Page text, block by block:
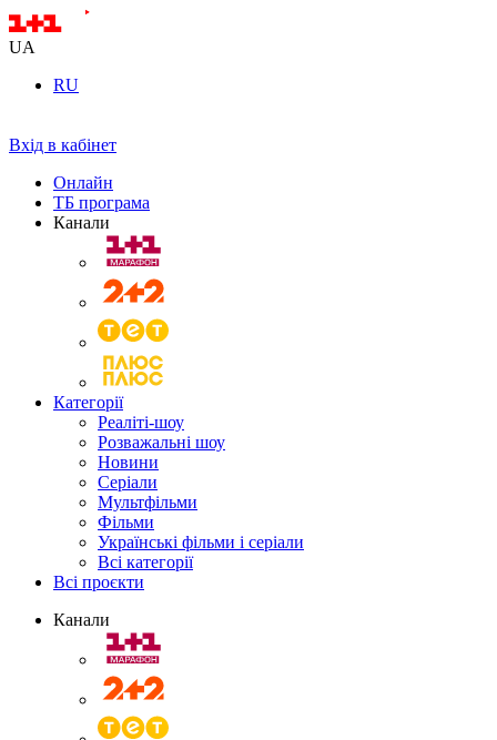
UA
RU
Вхід в кабінет
Онлайн
ТБ програма
Канали
Категорії
Реаліті-шоу
Розважальні шоу
Новини
Серіали
Мультфільми
Фільми
Українські фільми і серіали
Всі категорії
Всі проєкти
Канали